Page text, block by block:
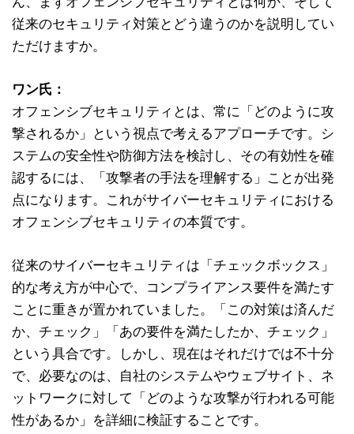
従来のセキュリティ対策とどう違うのかを説明してい
ただけますか。
ワン氏：
オフェンシブセキュリティとは、常に「どのように攻
撃されるか」という視点で考えるアプローチです。シ
ステムの安全性や防御方法を検討し、その有効性を確
認するには、「攻撃者の手法を理解する」ことが出発
点になります。これがサイバーセキュリティにおける
オフェンシブセキュリティの本質です。
従来のサイバーセキュリティは「チェックボックス」
的な考え方が中心で、コンプライアンス要件を満たす
ことに重きが置かれていました。「この対策は済んだ
か、チェック」「あの要件を満たしたか、チェック」
という具合です。しかし、現在はそれだけでは不十分
で、必要なのは、自社のシステムやウェブサイト、ネ
ットワークに対して「どのような攻撃が行われる可能
性があるか」を詳細に検証することです。